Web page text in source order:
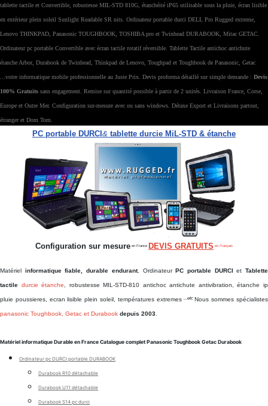
tablette tactile et Convertible, robustesse MIL-STD 810G, étanchéité iP65 utilisable sous la pluie, écran lisible
en extérieur plein soleil Sunlight Readable SR nits. Ordinateur portable durci DELL Pro Rugged extreme,
Lenovo THINKPAD, Panasonic TOUGHBOOK, TOSHIBA pro et Twinhead DURABOOK, Mitac GETAC.
Ordinateur pc portable Convertible avec écran tactile rotatif réversible. Tablette Tactile antichoc antichute
étanche Arbor, Durabook de Twinhead, Thinkpad de Lenovo, Toughpad et Toughbook de Panasonic, Getac
...votre informatique mobile professionnelle au Juste Prix. Devis proforma détaillé sur simple demande : Devis
100% Gratuits sans engagement. Remise sur quantité possible à partir de 2 unités. Livraison France, Corse,
Europe et Outre Mer. Configuration sur-mesure avec ou sans windows. Détaxe Export et Livraisons partout,
étranger et Dom Tom.
PC portable DURCI & tablette durcie MiL-STD & étanche
Configuration sur mesure en France DEVIS GRATUITS en Français
Matériel informatique fiable, durable endurant. OrdinateurPC portable DURCIet Tablette
tactile durcie étanche, robustesse MIL-STD-810 antichoc antichute antivibration, étanche ip
pluie poussieres, ecran lisible plein soleil, températures extremes ...etcNous sommes spécialistes
panasonic Toughbook, Getac et Durabook depuis 2003.
Matériel informatique Durable en France Catalogue complet Panasonic Toughbook Getac Durabook
Ordinateur pc DURCI portable DURABOOK
Durabook R10 détachable
Durabook U11 détachable
Durabook S14 pc durci